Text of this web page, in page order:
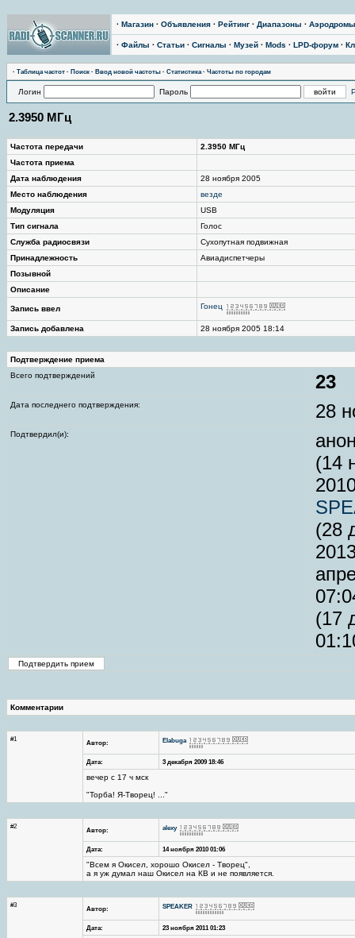
· Магазин · Объявления · Рейтинг · Диапазоны · Аэродромы
· Файлы · Статьи · Сигналы · Музей · Mods · LPD-форум ·
· Таблица частот · Поиск · Ввод новой частоты · Статистика· Частоты по городам
Логин Пароль
2.3950 МГц
Частота передачи
2.3950 МГц
Частота приема
Дата наблюдения
28 ноября 2005
Место наблюдения
везде
Модуляция
USB
Тип сигнала
Голос
Служба радиосвязи
Сухопутная подвижная
Принадлежность
Авиадиспетчеры
Позывной
Описание
Запись ввел Гонец
Запись добавлена 28 ноября 2005 18:14
Подтверждение приема
Всего подтверждений
23
Дата последнего подтверждения: 28
Подтвердил(и):
(14
(28
(17
Комментарии
#1 Автор: Elabuga
Дата: 3 декабря 2009 18:46
вечер с 17 ч мск
"Торба! Я-Творец! ..."
#2 Автор: alexy
Дата: 14 ноября 2010 01:06
"Всем я Окисел, хорошо Окисел - Творец",
а я уж думал наш Окисел на КВ и не появляется.
#3 Автор: SPEAKER
Дата: 23 ноября 2011 01:23